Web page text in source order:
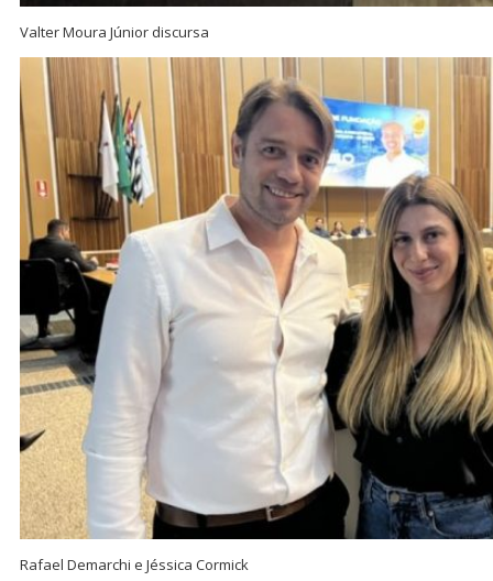
Valter Moura Júnior discursa
Rafael Demarchi e Jéssica Cormick